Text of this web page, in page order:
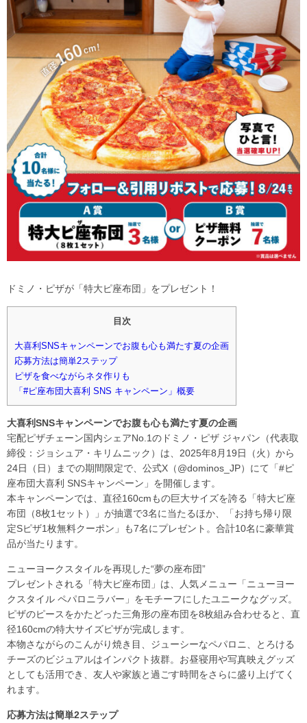
ドミノ・ピザが「特大ピ座布団」をプレゼント！
目次
大喜利SNSキャンペーンでお腹も心も満たす夏の企画
応募方法は簡単2ステップ
ピザを食べながらネタ作りも
「#ピ座布団大喜利 SNS キャンペーン」概要
大喜利SNSキャンペーンでお腹も心も満たす夏の企画
宅配ピザチェーン国内シェアNo.1のドミノ・ピザ ジャパン（代表取
締役：ジョシュア・キリムニック）は、2025年8月19日（火）から
24日（日）までの期間限定で、公式X（@dominos_JP）にて「#ピ
座布団大喜利 SNSキャンペーン」を開催します。
本キャンペーンでは、直径160cmもの巨大サイズを誇る「特大ピ座
布団（8枚1セット）」が抽選で3名に当たるほか、「お持ち帰り限
定Sピザ1枚無料クーポン」も7名にプレゼント。合計10名に豪華賞
品が当たります。
ニューヨークスタイルを再現した“夢の座布団”
プレゼントされる「特大ピ座布団」は、人気メニュー「ニューヨー
クスタイル ペパロニラバー」をモチーフにしたユニークなグッズ。
ピザのピースをかたどった三角形の座布団を8枚組み合わせると、直
径160cmの特大サイズピザが完成します。
本物さながらのこんがり焼き目、ジューシーなペパロニ、とろける
チーズのビジュアルはインパクト抜群。お昼寝用や写真映えグッズ
としても活用でき、友人や家族と過ごす時間をさらに盛り上げてく
れます。
応募方法は簡単2ステップ